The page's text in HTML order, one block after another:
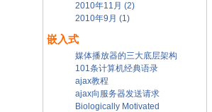
2010年11月 (2)
2010年9月 (1)
嵌入式
媒体播放器的三大底层架构
101条计算机经典语录
ajax教程
ajax向服务器发送请求
Biologically Motivated